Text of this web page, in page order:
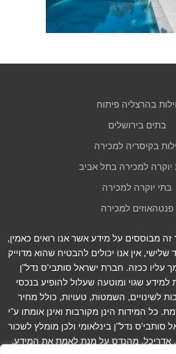
וילות בהרצליה פיתוח
בתים בירושלים
בקיסריה למכירה
יוקרה למכירה בתל אביב
בתי יוקרה למכירה
פנטהאוזים למכירה
מבוססים על מידע אשר אנו רואים כאמין,
אין אנו יכולים להבטיח שהוא מדוייק
עליו ככזה. חברת ישראל סותבי'ס נדל"ן
למידע שגוי ומוטעה שעלול להופיע בנכסי
לשינויים, השמטות, טעויות, כולל מחיר
כל המידות הינן מקורבות ואינן אומתו ע"י
סותבי'ס נדל"ן בינלאומי ולכן מומלץ לשכור
אדריכל, מהנדס על מנת לאמת את המידע.